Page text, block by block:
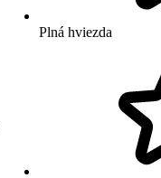
Plná hviezda